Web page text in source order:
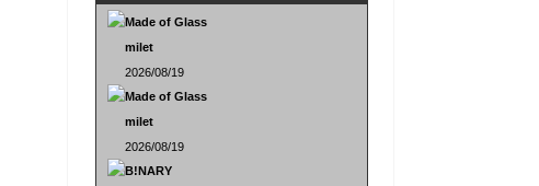
Made of Glass
milet
2026/08/19
Made of Glass
milet
2026/08/19
B!NARY